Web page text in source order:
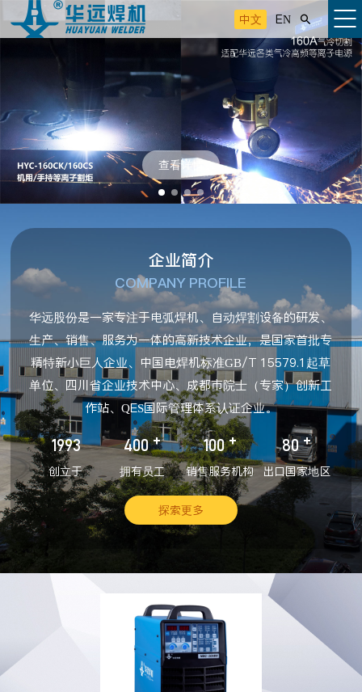
中文 EN 
查看详情
企业简介
COMPANY PROFILE
华远股份是一家专注于电弧焊机、自动焊割设备的研发、
生产、销售、服务为一体的高新技术企业，是国家首批专
精特新小巨人企业、中国电焊机标准GB/T 15579.1起草
单位、四川省企业技术中心、成都市院士（专家）创新工
作站、QES国际管理体系认证企业。
1993
创立于
400 +
拥有员工
100 +
销售服务机构
80 +
出口国家地区
探索更多